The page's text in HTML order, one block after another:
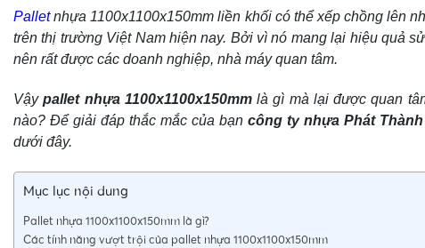
Palletnhựa 1100x1100x150mm liền khối có thể xếp chồng lên
trên thị trường Việt Nam hiện nay. Bởi vì nó mang lại hiệu quả
nên rất được các doanh nghiệp, nhà máy quan tâm.
Vậypallet nhựa 1100x1100x150mmlà gì mà lại được quan
nào? Để giải đáp thắc mắc của bạn công ty nhựa Phát Thành
dưới đây.
Mục lục nội dung
Pallet nhựa 1100x1100x150mm là gì?
Các tính năng vượt trội của pallet nhựa 1100x1100x150mm